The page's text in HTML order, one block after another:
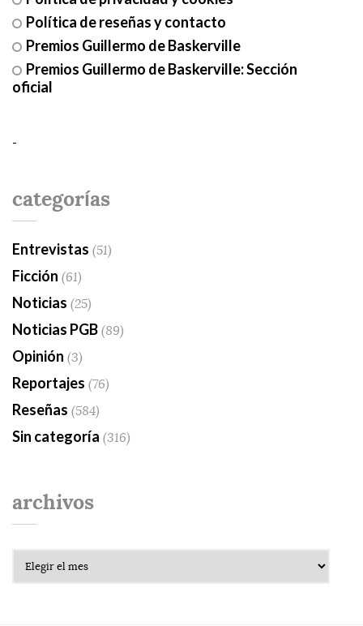
Política de reseñas y contacto
Premios Guillermo de Baskerville
Premios Guillermo de Baskerville: Sección
oficial
-
categorías
Entrevistas (51)
Ficción (61)
Noticias (25)
Noticias PGB(89)
Opinión (3)
Reportajes (76)
Reseñas (584)
Sin categoría (316)
archivos